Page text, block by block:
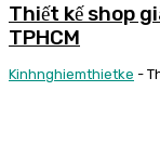
Thiết kế shop
TPHCM
Kinhnghiemthietke -